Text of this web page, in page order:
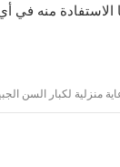
الاستفادة منه في
منزلية لكبار السن